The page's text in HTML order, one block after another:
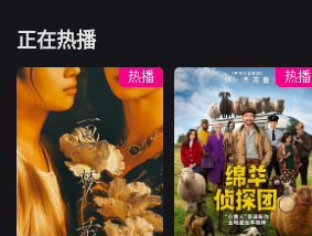
西德·爱德华兹
一个普通的一
家四口突遭诡异变
故，被困在自家房
屋中超过1000天无
法出门。在资源消
耗殆尽与未知神秘
威胁的双重逼迫
下，一家人必须想
欢》第二季，以&a
mp;quot;辣&amp;q
uot;为情绪钥匙，
从个人感受延伸至
社会群像，深入探
寻这款当代&amp;q
uot;情绪释放器&a
mp;quot;如何一辣
正在热播
热播 热播